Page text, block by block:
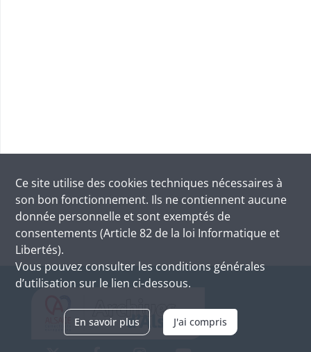
Ce site utilise des cookies techniques nécessaires à
son bon fonctionnement. Ils ne contiennent aucune
donnée personnelle et sont exemptés de
consentements (Article 82 de la loi Informatique et
Libertés).
Vous pouvez consulter les conditions générales
d’utilisation sur le lien ci-dessous.
En savoir plus J'ai compris